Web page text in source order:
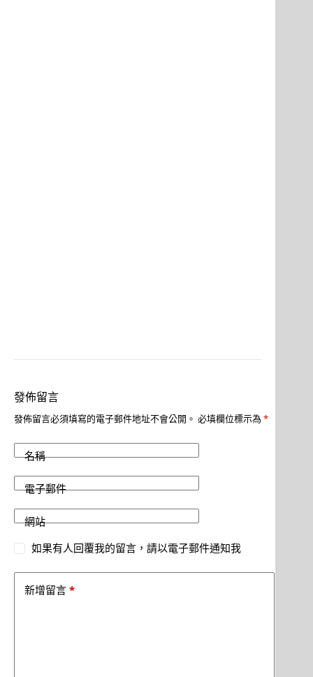
發佈留言
發佈留言必須填寫的電子郵件地址不會公開。 必填欄位標示為 *
名稱
電子郵件
網站
如果有人回覆我的留言，請以電子郵件通知我
新增留言 *